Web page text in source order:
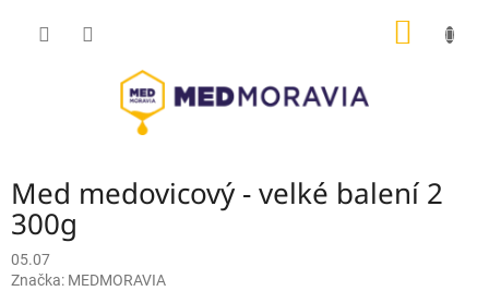
Med medovicový - velké balení 2
300g
05.07
Značka: MEDMORAVIA